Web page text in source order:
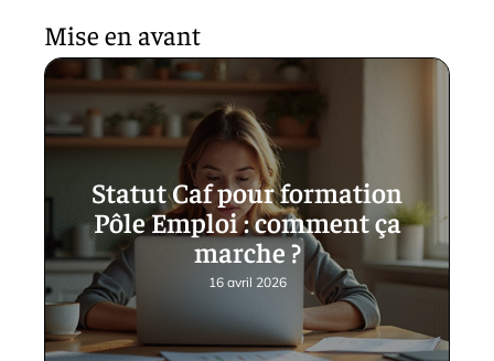
Mise en avant
Statut Caf pour formation
Pôle Emploi : comment ça
marche ?
16 avril 2026